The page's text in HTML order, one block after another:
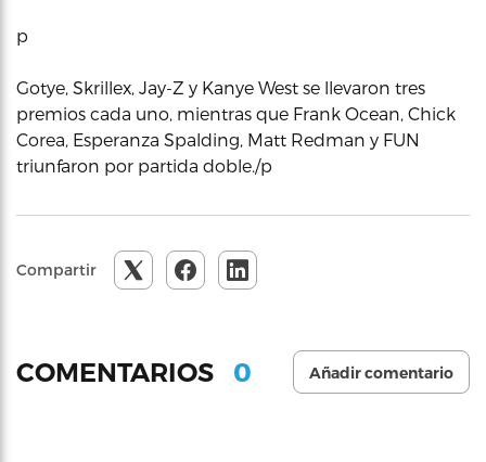
p
Gotye, Skrillex, Jay-Z y Kanye West se llevaron tres
premios cada uno, mientras que Frank Ocean, Chick
Corea, Esperanza Spalding, Matt Redman y FUN
triunfaron por partida doble./p
Compartir
COMENTARIOS 0 Añadir comentario